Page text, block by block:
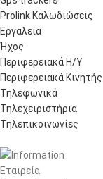
Prolink Καλωδιώσεις
Εργαλεία
Ήχος
Περιφερειακά Η/Υ
Περιφερειακά Κινητής
Τηλεφωνικά
Τηλεχειριστήρια
Τηλεπικοινωνίες
Εταιρεία